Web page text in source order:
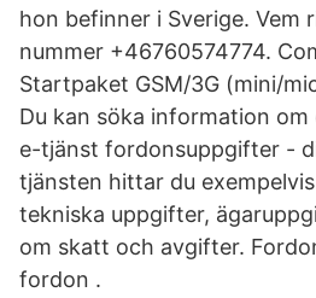
hon befinner i Sverige. Vem
nummer +46760574774.
Startpaket GSM/3G (mini/
Du kan söka information
e-tjänst fordonsuppgifter -
tjänsten hittar du
tekniska uppgifter,
om skatt och avgifter.
fordon .